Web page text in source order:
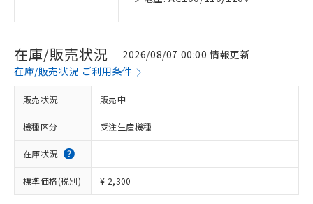
在庫/販売状況
2026/08/07 00:00 情報更新
在庫/販売状況 ご利用条件
販売状況 販売中
機種区分 受注生産機種
在庫状況
標準価格(税別) ¥ 2,300